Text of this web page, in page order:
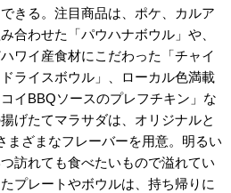
きる。注目商品は、ポケ、カルア
合わせた「パウハナボウル」や、
ワイ産食材にこだわった「チャイ
ライスボウル」、ローカル色満載
イBBQソースのプレフチキン」な
げたてマラサダは、オリジナルと
まざまなフレーバーを用意。明るい
訪れても食べたいもので溢れてい
プレートやボウルは、持ち帰りに